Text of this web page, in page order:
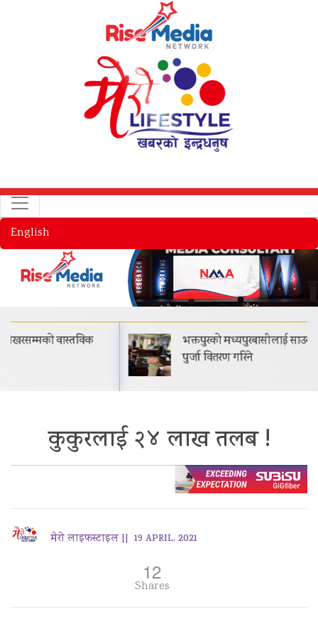
English
भक्तपुरको मध्यपुरबासीलाई साउनभित्रै स्थायी जग्गाधनी
पुर्जा वितरण गरिने
कुकुरलाई २४ लाख तलब !
मेरो लाइफस्टाइल || 19 APRIL, 2021
12
Shares